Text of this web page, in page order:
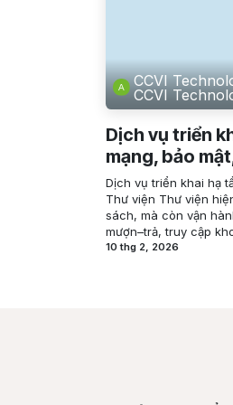
CCVI
CCVI
Dịch vụ triển
mạng, bảo
Dịch vụ triển khai hạ
Thư viện Thư viện
sách, mà còn vận
mượn–trả, truy cập
10 thg 2, 2026